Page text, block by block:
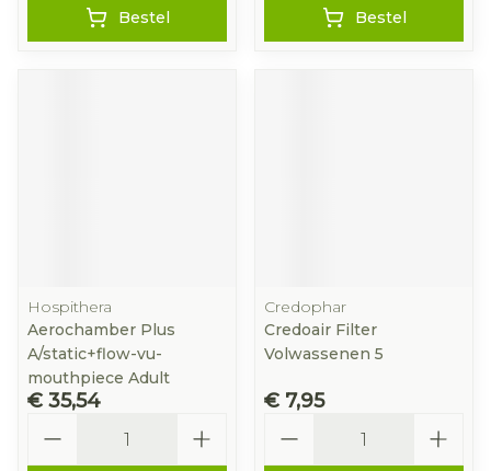
Bestel Bestel
Hospithera
Aerochamber Plus
A/static+flow-vu-
mouthpiece Adult
€ 35,54
Credophar
Credoair Filter
Volwassenen 5
€ 7,95